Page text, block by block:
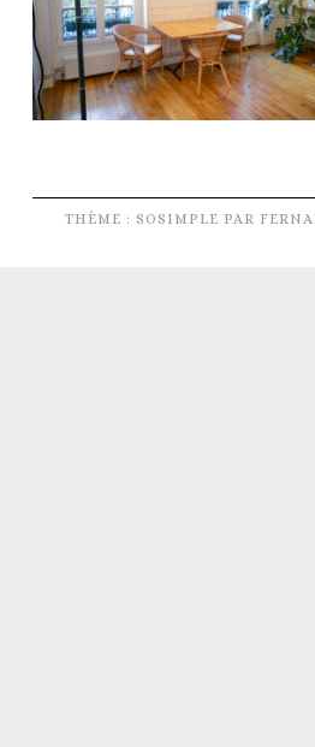
THÈME : SOSIMPLE PAR